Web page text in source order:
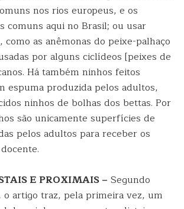
nos rios europeus, e os
comuns aqui no Brasil; ou usar
as anêmonas do peixe-palhaço
por alguns ciclídeos [peixes de
Há também ninhos feitos
espuma produzida pelos adultos,
ninhos de bolhas dos bettas. Por
são unicamente superfícies de
pelos adultos para receber os
E PROXIMAIS – Segundo
o artigo traz, pela primeira vez, um